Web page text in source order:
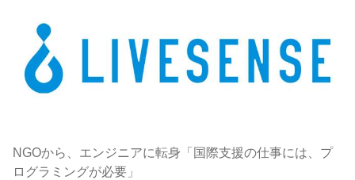
NGOから、エンジニアに転身「国際支援の仕事には、プ
ログラミングが必要」